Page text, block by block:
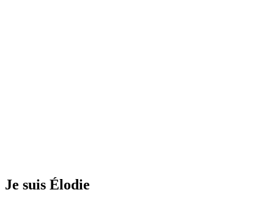
Je suis Élodie